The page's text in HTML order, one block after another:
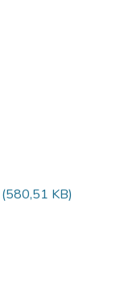
(580,51 KB)